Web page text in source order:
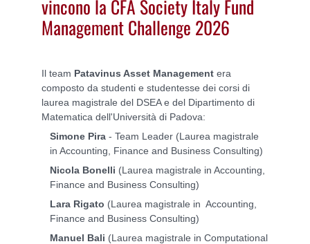
vincono la CFA Society Italy Fund
Management Challenge 2026
Il team Patavinus Asset Management era
composto da studenti e studentesse dei corsi di
laurea magistrale del DSEA e del Dipartimento di
Matematica dell'Università di Padova:
Simone Pira - Team Leader (Laurea magistrale
in Accounting, Finance and Business Consulting)
Nicola Bonelli (Laurea magistrale in Accounting,
Finance and Business Consulting)
Lara Rigato (Laurea magistrale in Accounting,
Finance and Business Consulting)
Manuel Bali (Laurea magistrale in Computational